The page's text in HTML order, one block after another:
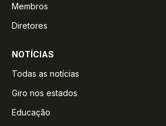
Membros
Diretores
NOTÍCIAS
Todas as notícias
Giro nos estados
Educação